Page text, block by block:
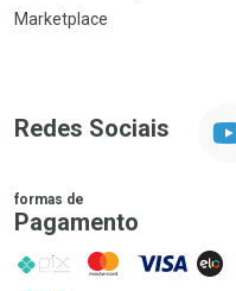
Marketplace
Redes Sociais
formas de
Pagamento
PIX MasterCard
VISA ELO